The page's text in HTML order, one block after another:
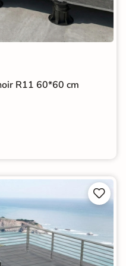
R11 60*60 cm

